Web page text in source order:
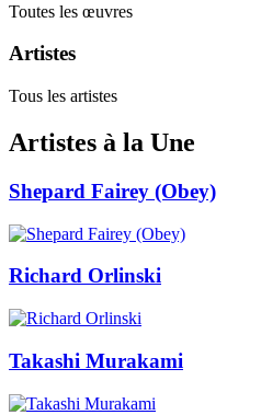
Toutes les œuvres
Artistes
Tous les artistes
Artistes à la Une
Shepard Fairey (Obey)
Richard Orlinski
Takashi Murakami